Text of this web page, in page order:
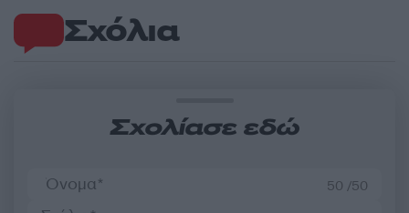
Σχόλια
Σχολίασε εδώ
50 /50